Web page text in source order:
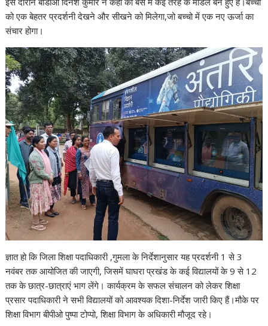
को एक बेहतर प्रदर्शनी देखने और सीखने को मिलेगा,जो बच्चो में एक नए ऊर्जा का
संचार होगा।
ज्ञात हो कि जिला शिक्षा पदाधिकारी ,गुमला के निर्देशानुसार यह प्रदर्शनी 1 से 3
नवंबर तक आयोजित की जाएगी, जिसमें घाघरा प्रखंड के कई विद्यालयों के 9 से 12
तक के छात्र-छात्राएं भाग लेंगे। कार्यक्रम के सफल संचालन को लेकर शिक्षा
प्रसार पदाधिकारी ने सभी विद्यालयों को आवश्यक दिशा-निर्देश जारी किए हैं।मौके पर
शिक्षा विभाग बीपीओ पुष्पा टोप्पो, शिक्षा विभाग के अधिकारी मौजूद रहे।